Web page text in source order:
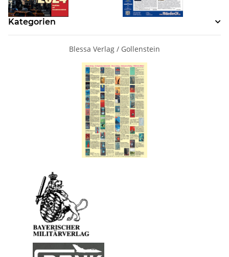
Kategorien
Blessa Verlag / Gollenstein